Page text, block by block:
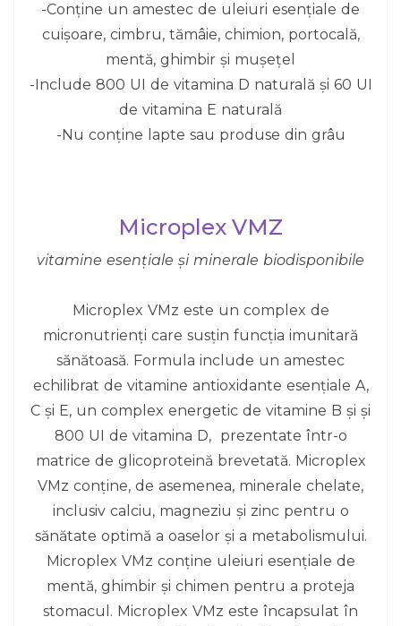
-Conține un amestec de uleiuri esențiale de
cuișoare, cimbru, tămâie, chimion, portocală,
mentă, ghimbir și mușețel
-Include 800 UI de vitamina D naturală și 60 UI
de vitamina E naturală
-Nu conține lapte sau produse din grâu
Microplex VMZ
vitamine esențiale și minerale biodisponibile
Microplex VMz este un complex de
micronutrienți care susțin funcția imunitară
sănătoasă. Formula include un amestec
echilibrat de vitamine antioxidante esențiale A,
C și E, un complex energetic de vitamine B și și
800 UI de vitamina D, prezentate într-o
matrice de glicoproteină brevetată. Microplex
VMz conține, de asemenea, minerale chelate,
inclusiv calciu, magneziu și zinc pentru o
sănătate optimă a oaselor și a metabolismului.
Microplex VMz conține uleiuri esențiale de
mentă, ghimbir și chimen pentru a proteja
stomacul. Microplex VMz este încapsulat în